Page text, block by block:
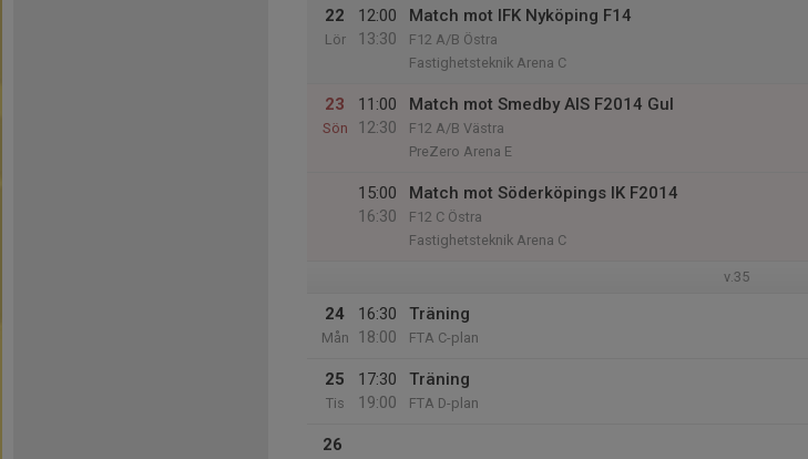
22
Lör
12:00
13:30
Match mot IFK Nyköping F14
F12 A/B Östra
Fastighetsteknik Arena C
23
Sön
11:00
12:30
Match mot Smedby AIS F2014 Gul
F12 A/B Västra
PreZero Arena E
15:00
16:30
Match mot Söderköpings IK F2014
F12 C Östra
Fastighetsteknik Arena C
v.35
24
Mån
16:30
18:00
Träning
FTA C-plan
25
Tis
17:30
19:00
Träning
FTA D-plan
26